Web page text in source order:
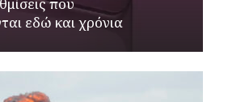
εδώ και χρόνια